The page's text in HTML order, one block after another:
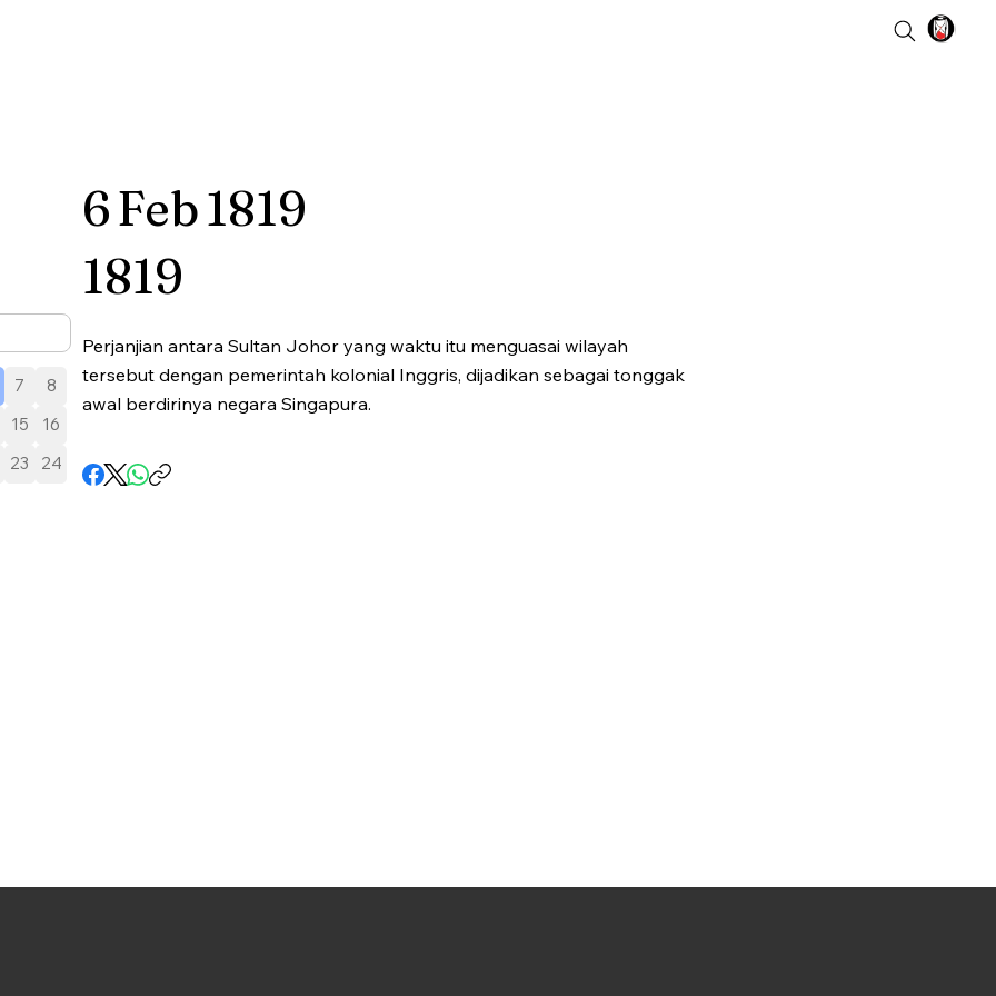
7
8
15
16
23
24
6Feb1819
1819
Perjanjian antara Sultan Johor yang waktu itu menguasai wilayah
tersebut dengan pemerintah kolonial Inggris, dijadikan sebagai tonggak
awal berdirinya negara Singapura.